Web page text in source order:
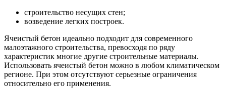
строительство несущих стен;
возведение легких построек.
Ячеистый бетон идеально подходит для современного
малоэтажного строительства, превосходя по ряду
характеристик многие другие строительные материалы.
Использовать ячеистый бетон можно в любом климатическом
регионе. При этом отсутствуют серьезные ограничения
относительно его применения.